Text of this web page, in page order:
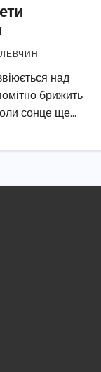
над
брижить
сонце ще…